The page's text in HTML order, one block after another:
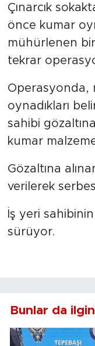
Çınarcık
önce kumar
mühürlenen
tekrar
Operasyonda,
oynadıkları
sahibi
kumar
Gözaltına
verilerek serbest
İş yeri
sürüyor.
Bunlar da